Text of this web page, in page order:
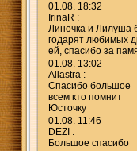
01.08. 18:32
IrinaR :
Линочка и Лилуша
годарят любимых
ей, спасибо за
01.08. 13:02
Aliastra :
Спасибо большое
всем кто помнит
Юсточку
01.08. 11:46
DEZI :
Большое спасибо